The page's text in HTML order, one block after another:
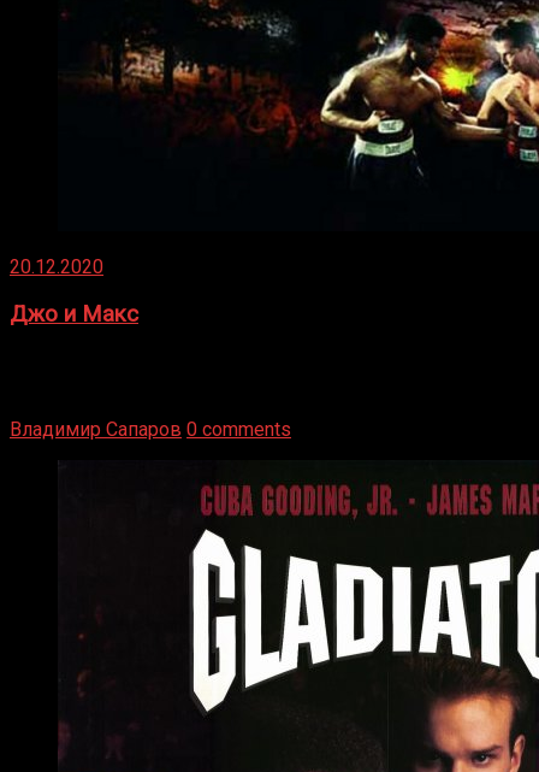
20.12.2020
Джо и Макс
Владимир Сапаров 0 comments